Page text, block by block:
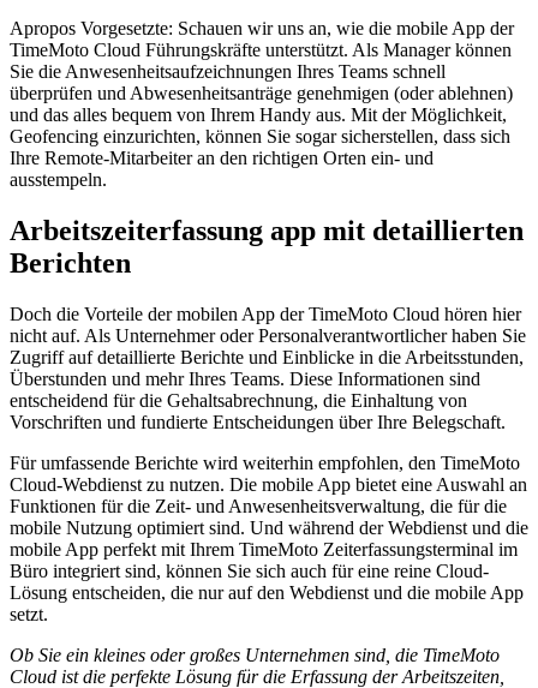
Apropos Vorgesetzte: Schauen wir uns an, wie die mobile App der
TimeMoto Cloud Führungskräfte unterstützt. Als Manager können
Sie die Anwesenheitsaufzeichnungen Ihres Teams schnell
überprüfen und Abwesenheitsanträge genehmigen (oder ablehnen)
und das alles bequem von Ihrem Handy aus. Mit der Möglichkeit,
Geofencing einzurichten, können Sie sogar sicherstellen, dass sich
Ihre Remote-Mitarbeiter an den richtigen Orten ein- und
ausstempeln.
Arbeitszeiterfassung app mit detaillierten
Berichten
Doch die Vorteile der mobilen App der TimeMoto Cloud hören hier
nicht auf. Als Unternehmer oder Personalverantwortlicher haben Sie
Zugriff auf detaillierte Berichte und Einblicke in die Arbeitsstunden,
Überstunden und mehr Ihres Teams. Diese Informationen sind
entscheidend für die Gehaltsabrechnung, die Einhaltung von
Vorschriften und fundierte Entscheidungen über Ihre Belegschaft.
Für umfassende Berichte wird weiterhin empfohlen, den TimeMoto
Cloud-Webdienst zu nutzen. Die mobile App bietet eine Auswahl an
Funktionen für die Zeit- und Anwesenheitsverwaltung, die für die
mobile Nutzung optimiert sind. Und während der Webdienst und die
mobile App perfekt mit Ihrem TimeMoto Zeiterfassungsterminal im
Büro integriert sind, können Sie sich auch für eine reine Cloud-
Lösung entscheiden, die nur auf den Webdienst und die mobile App
setzt.
Ob Sie ein kleines oder großes Unternehmen sind, die TimeMoto
Cloud ist die perfekte Lösung für die Erfassung der Arbeitszeiten,